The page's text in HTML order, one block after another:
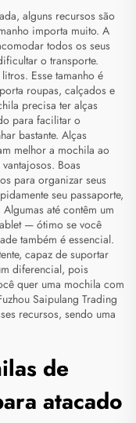
alguns recursos são
importa muito. A
todos os seus
o transporte.
Esse tamanho é
roupas, calçados e
precisa ter alças
para facilitar o
bastante. Alças
melhor a mochila ao
Boas
para organizar seus
seu passaporte,
até contêm um
— ótimo se você
também é essencial.
capaz de suportar
diferencial, pois
quer uma mochila com
Saipulang Trading
recursos, sendo uma
de
atacado